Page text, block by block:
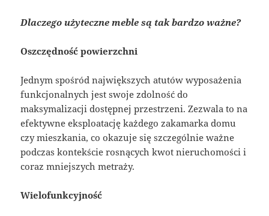
Dlaczego użyteczne meble są tak bardzo ważne?
Oszczędność powierzchni
Jednym spośród największych atutów wyposażenia
funkcjonalnych jest swoje zdolność do
maksymalizacji dostępnej przestrzeni. Zezwala to na
efektywne eksploatację każdego zakamarka domu
czy mieszkania, co okazuje się szczególnie ważne
podczas kontekście rosnących kwot nieruchomości i
coraz mniejszych metraży.
Wielofunkcyjność